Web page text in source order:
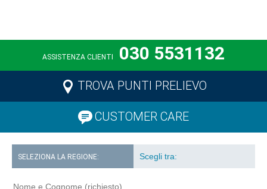
ASSISTENZA CLIENTI 030 5531132
TROVA PUNTI PRELIEVO
CUSTOMER CARE
SELEZIONA LA REGIONE: